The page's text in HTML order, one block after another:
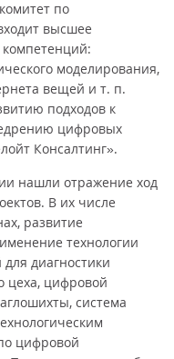
по
высшее
моделирования,
вещей и т. п.
подходов к
цифровых
Консалтинг».
нашли отражение ход
В их числе
развитие
технологии
диагностики
цеха, цифровой
система
цифровой